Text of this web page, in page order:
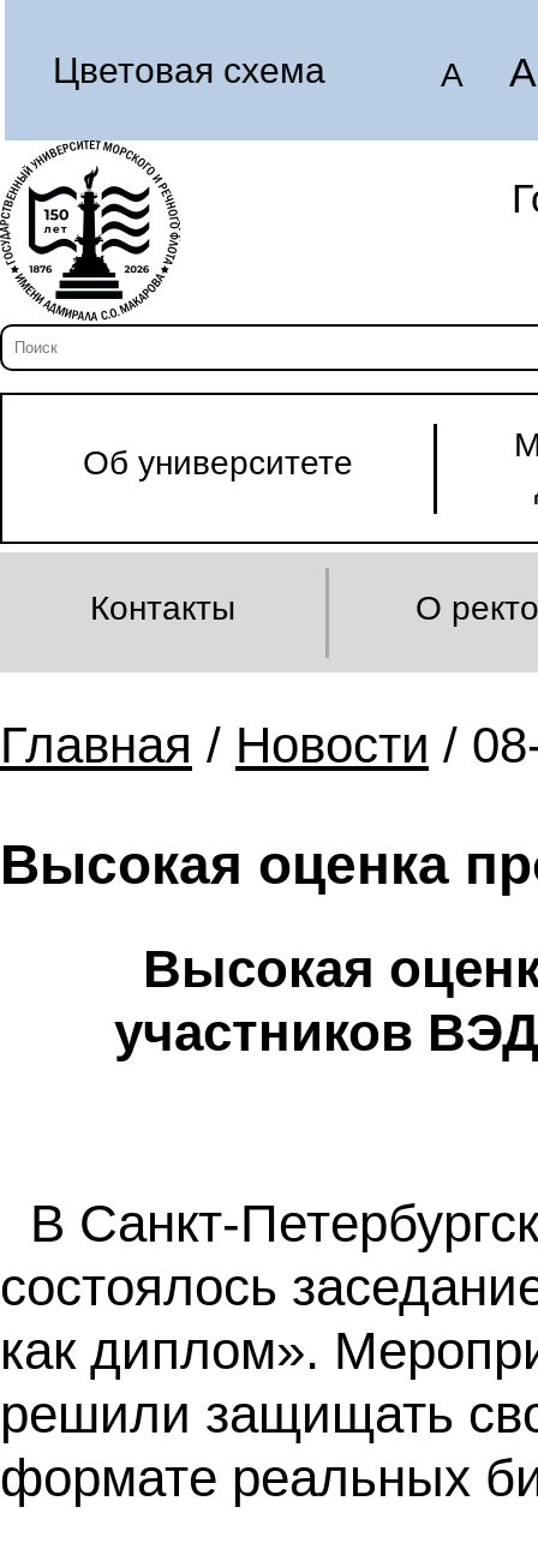
Цветовая схема A A
Об университете
Контакты О
Главная / Новости /
Высокая оценка
Высокая
участников
В Санкт-
состоялось
как диплом».
решили защищать
формате реальных